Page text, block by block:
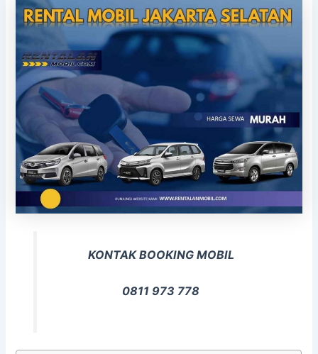
KONTAK BOOKING MOBIL
0811 973 778